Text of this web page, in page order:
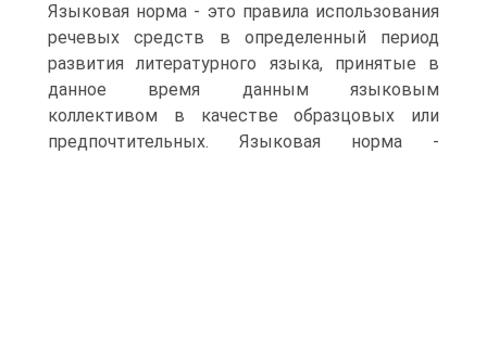
Языковая норма - это правила использования
речевых средств в определенный период
развития литературного языка, принятые в
данное время данным языковым
коллективом в качестве образцовых или
предпочтительных. Языковая норма -